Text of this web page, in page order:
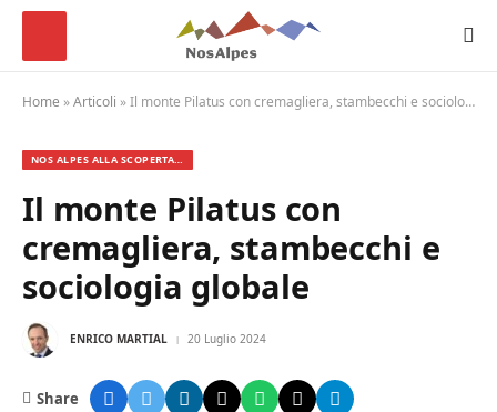
Home »Articoli »Il monte Pilatus con cremagliera, stambecchi e sociologia globale
NOS ALPES ALLA SCOPERTA…
Il monte Pilatus con
cremagliera, stambecchi e
sociologia globale
ENRICO MARTIAL 20 Luglio 2024
Share